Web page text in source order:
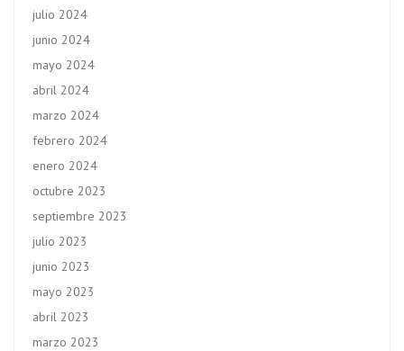
julio 2024
junio 2024
mayo 2024
abril 2024
marzo 2024
febrero 2024
enero 2024
octubre 2023
septiembre 2023
julio 2023
junio 2023
mayo 2023
abril 2023
marzo 2023